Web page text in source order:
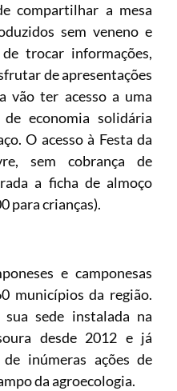
compartilhar a mesa
sem veneno e
trocar informações,
de apresentações
vão ter acesso a uma
economia solidária
O acesso à Festa da
sem cobrança de
a ficha de almoço
para crianças).
e camponesas
municípios da região.
sede instalada na
desde 2012 e já
inúmeras ações de
da agroecologia.